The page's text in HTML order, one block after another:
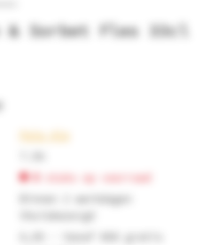
& Sorbet Fles 33cl
Pale Ale
stuks op voorraad
Binnen 2 werkdagen